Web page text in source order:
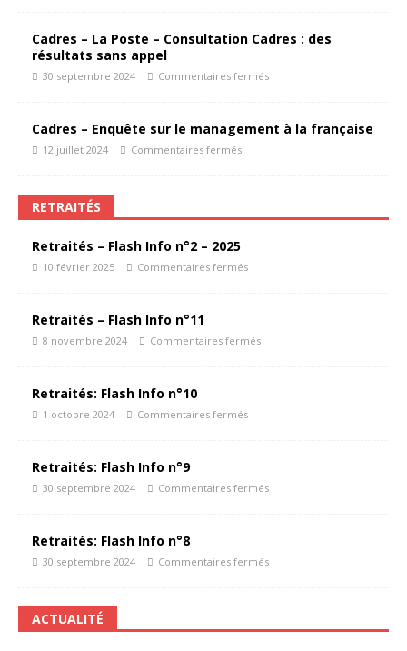
Cadres – La Poste – Consultation Cadres : des
résultats sans appel
30 septembre 2024 Commentaires fermés
Cadres – Enquête sur le management à la française
12 juillet 2024 Commentaires fermés
RETRAITÉS
Retraités – Flash Info n°2 – 2025
10 février 2025 Commentaires fermés
Retraités – Flash Info n°11
8 novembre 2024 Commentaires fermés
Retraités: Flash Info n°10
1 octobre 2024 Commentaires fermés
Retraités: Flash Info n°9
30 septembre 2024 Commentaires fermés
Retraités: Flash Info n°8
30 septembre 2024 Commentaires fermés
ACTUALITÉ